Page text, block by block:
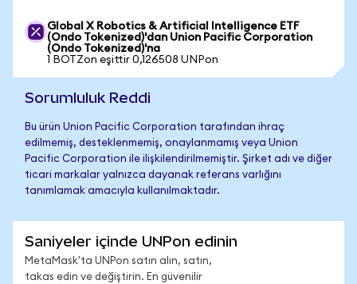
Global X Robotics & Artificial Intelligence ETF
(Ondo Tokenized)'dan Union Pacific Corporation
(Ondo Tokenized)'na
1 BOTZon eşittir 0,126508 UNPon
Sorumluluk Reddi
Bu ürün Union Pacific Corporation tarafından ihraç
edilmemiş, desteklenmemiş, onaylanmamış veya Union
Pacific Corporation ile ilişkilendirilmemiştir. Şirket adı ve diğer
ticari markalar yalnızca dayanak referans varlığını
tanımlamak amacıyla kullanılmaktadır.
Saniyeler içinde UNPon edinin
MetaMask'ta UNPon satın alın, satın,
takas edin ve değiştirin. En güvenilir